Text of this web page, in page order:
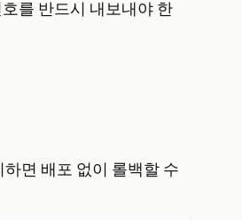
를 반드시 내보내야 한
면 배포 없이 롤백할 수